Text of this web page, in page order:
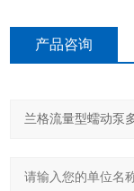
产品咨询